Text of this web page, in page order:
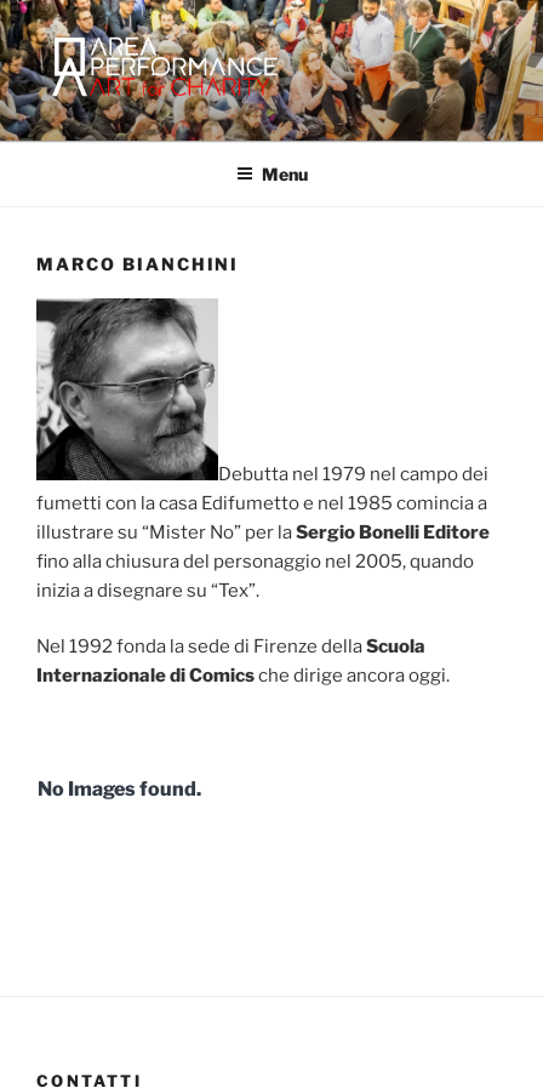
Salta
al
contenuto
AREA PERFORMANCE
Sito ufficiale della Onlus Area Performance.
Menu
MARCO BIANCHINI
Debutta nel 1979 nel campo dei
fumetti con la casa Edifumetto e nel 1985 comincia a
illustrare su “Mister No” per laSergio Bonelli Editore
fino alla chiusura del personaggio nel 2005, quando
inizia a disegnare su “Tex”.
Nel 1992 fonda la sede di Firenze dellaScuola
Internazionale di Comicsche dirige ancora oggi.
No Images found.
CONTATTI